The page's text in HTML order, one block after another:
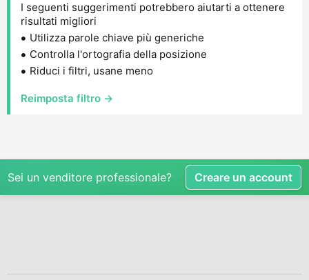
I seguenti suggerimenti potrebbero aiutarti a ottenere
risultati migliori
Utilizza parole chiave più generiche
Controlla l'ortografia della posizione
Riduci i filtri, usane meno
Reimposta filtro →
Sei un venditore professionale? Creare un account